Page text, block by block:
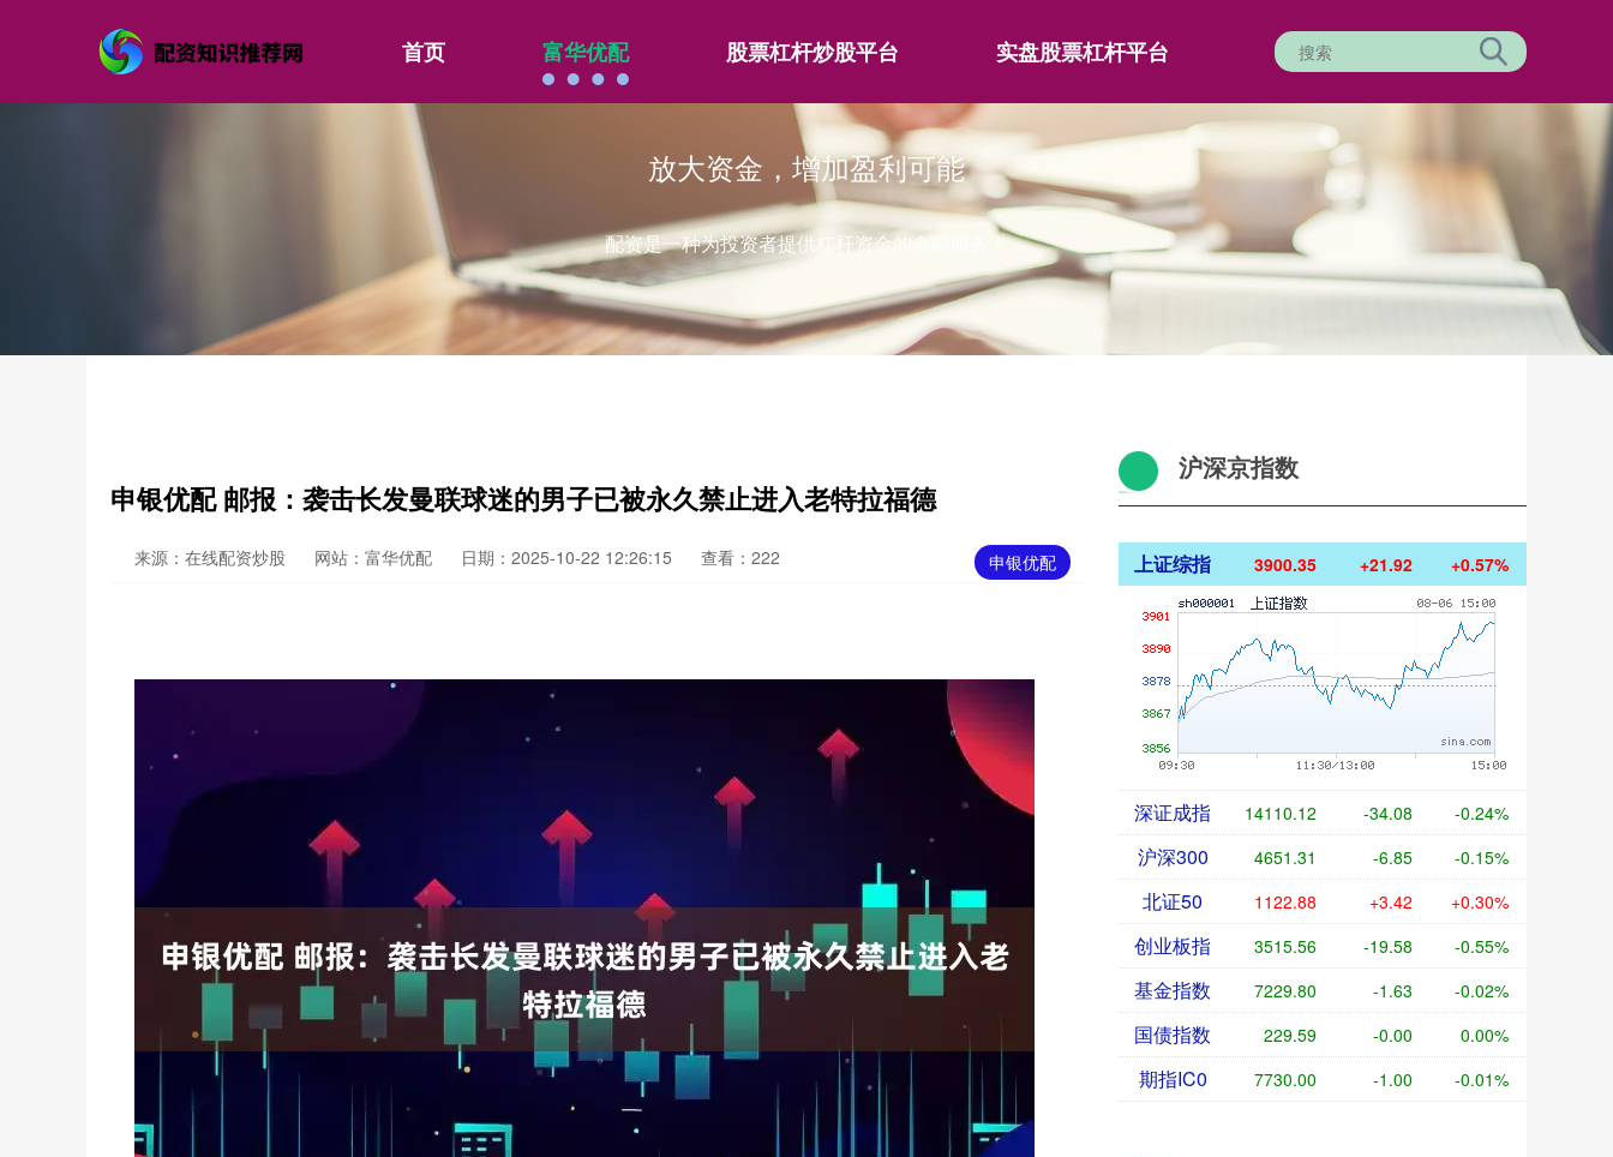
首页 富华优配 股票杠杆炒股平台 实盘股票杠杆平台
放大资金，增加盈利可能
配资是一种为投资者提供杠杆资金的金融服务！
申银优配 邮报：袭击长发曼联球迷的男子已被永久禁止进入老特拉福德
申银优配
来源：在线配资炒股 网站：富华优配 日期：2025-10-22 12:26:15 查看：222
沪深京指数
上证综指 3900.35 +21.92 +0.57%
深证成指 14110.12 -34.08 -0.24%
沪深300 4651.31 -6.85 -0.15%
北证50 1122.88 +3.42 +0.30%
创业板指 3515.56 -19.58 -0.55%
基金指数 7229.80 -1.63 -0.02%
国债指数 229.59 -0.00 0.00%
期指IC0 7730.00 -1.00 -0.01%